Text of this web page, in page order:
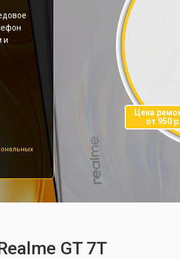
и
Цена
от 950 р.
GT 7T